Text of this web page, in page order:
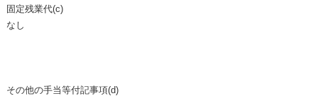
固定残業代(c)
なし
その他の手当等付記事項(d)